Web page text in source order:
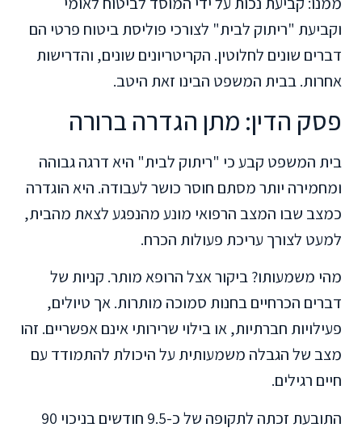
וקביעת "ריתוק לבית" לצורכי פוליסת ביטוח פרטי הם
דברים שונים לחלוטין. הקריטריונים שונים, והדרישות
אחרות. בבית המשפט הבינו זאת היטב.
פסק הדין: מתן הגדרה ברורה
בית המשפט קבע כי "ריתוק לבית" היא דרגה גבוהה
ומחמירה יותר מסתם חוסר כושר לעבודה. היא הוגדרה
כמצב שבו המצב הרפואי מונע מהנפגע לצאת מהבית,
למעט לצורך עריכת פעולות הכרח.
מהי משמעותו? ביקור אצל הרופא מותר. קניות של
דברים הכרחיים בחנות סמוכה מותרות. אך טיולים,
פעילויות חברתיות, או בילוי שרירותי אינם אפשריים. זהו
מצב של הגבלה משמעותית על היכולת להתמודד עם
חיים רגילים.
התובעת זכתה לתקופה של כ-9.5 חודשים בניכוי 90